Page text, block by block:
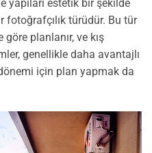
estetik bir şekilde
fotoğrafçılık türüdür. Bu tür
planlanır, ve kış
genellikle daha avantajlı
için plan yapmak da